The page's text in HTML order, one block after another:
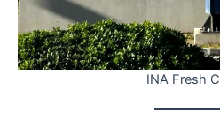
INA Fresh